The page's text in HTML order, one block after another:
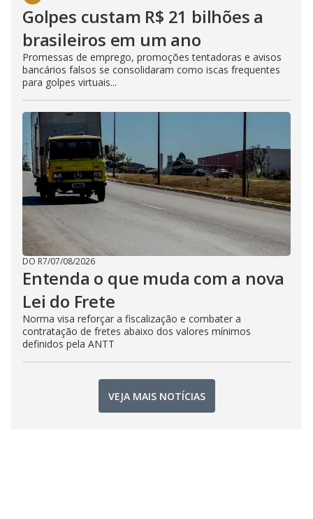
Golpes custam R$ 21 bilhões a
brasileiros em um ano
Promessas de emprego, promoções tentadoras e avisos
bancários falsos se consolidaram como iscas frequentes
para golpes virtuais...
DO R7/07/08/2026
Entenda o que muda com a nova
Lei do Frete
Norma visa reforçar a fiscalização e combater a
contratação de fretes abaixo dos valores mínimos
definidos pela ANTT
VEJA MAIS NOTÍCIAS